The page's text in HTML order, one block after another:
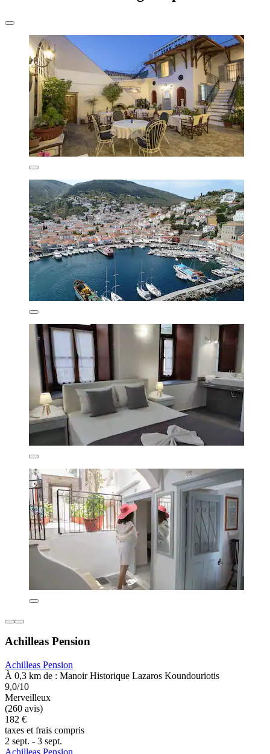
Achilleas Pension
Achilleas Pension
À 0,3 km de : Manoir Historique Lazaros Koundouriotis
9,0/10
Merveilleux
(260 avis)
182 €
taxes et frais compris
2 sept. - 3 sept.
Achilleas Pension